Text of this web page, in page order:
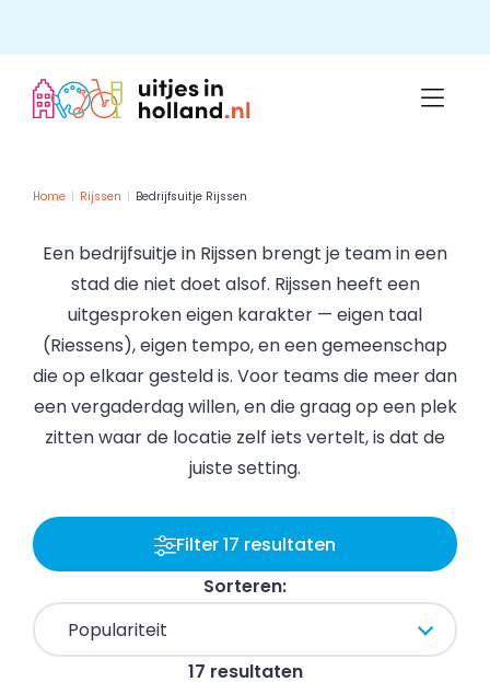
content
Home Rijssen Bedrijfsuitje Rijssen
Een bedrijfsuitje in Rijssen brengt je team in een
stad die niet doet alsof. Rijssen heeft een
uitgesproken eigen karakter — eigen taal
(Riessens), eigen tempo, en een gemeenschap
die op elkaar gesteld is. Voor teams die meer dan
een vergaderdag willen, en die graag op een plek
zitten waar de locatie zelf iets vertelt, is dat de
juiste setting.
Filter 17 resultaten
17 resultaten
Sorteren: